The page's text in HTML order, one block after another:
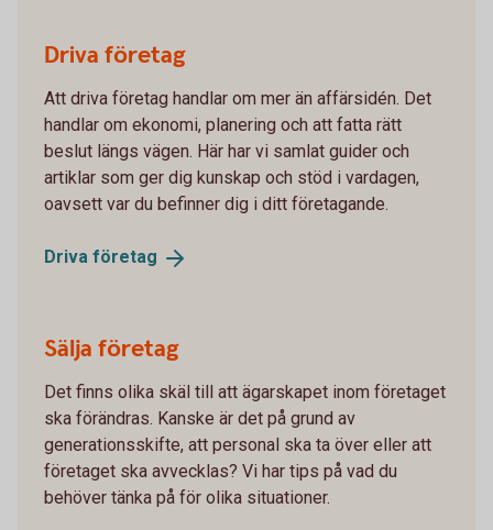
Driva företag
Att driva företag handlar om mer än affärsidén. Det
handlar om ekonomi, planering och att fatta rätt
beslut längs vägen. Här har vi samlat guider och
artiklar som ger dig kunskap och stöd i vardagen,
oavsett var du befinner dig i ditt företagande.
Driva företag
Sälja företag
Det finns olika skäl till att ägarskapet inom företaget
ska förändras. Kanske är det på grund av
generationsskifte, att personal ska ta över eller att
företaget ska avvecklas? Vi har tips på vad du
behöver tänka på för olika situationer.